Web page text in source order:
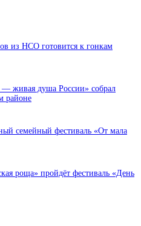
из НСО готовится к гонкам
— живая душа России» собрал
районе
семейный фестиваль «От мала
роща» пройдёт фестиваль «День